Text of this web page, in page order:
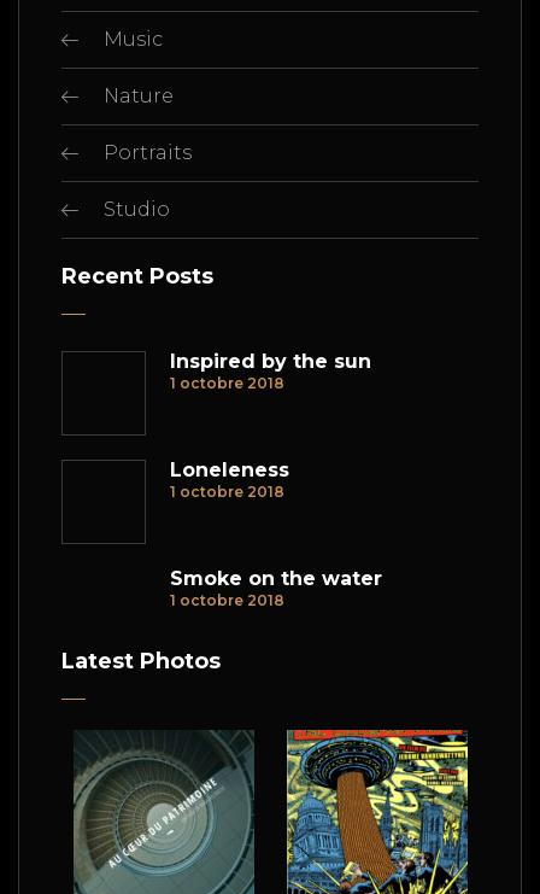
Music
Nature
Portraits
Studio
Recent Posts
Inspired by the sun
1 octobre 2018
Loneleness
1 octobre 2018
Smoke on the water
1 octobre 2018
Latest Photos